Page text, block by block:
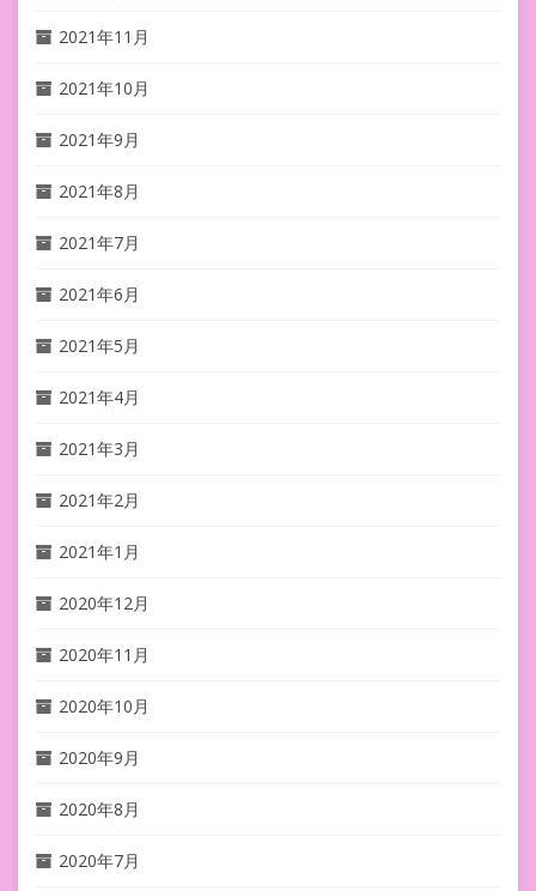
2021年11月
2021年10月
2021年9月
2021年8月
2021年7月
2021年6月
2021年5月
2021年4月
2021年3月
2021年2月
2021年1月
2020年12月
2020年11月
2020年10月
2020年9月
2020年8月
2020年7月